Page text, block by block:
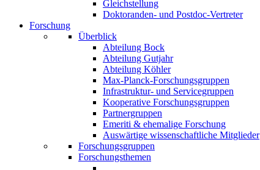
Gleichstellung
Doktoranden- und Postdoc-Vertreter
Forschung
Überblick
Abteilung Bock
Abteilung Gutjahr
Abteilung Köhler
Max-Planck-Forschungsgruppen
Infrastruktur- und Servicegruppen
Kooperative Forschungsgruppen
Partnergruppen
Emeriti & ehemalige Forschung
Auswärtige wissenschaftliche Mitglieder
Forschungsgruppen
Forschungsthemen